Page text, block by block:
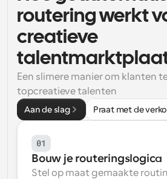
oproepen
Workflow
Automatiseer planning en
Blog
Blijf op de hoogte van het
Instant Vergaderingen
Ontmoet cliënten binnen enkele
Dynamische Groep Links
Boek naadloos vergaderingen
routering werkt
creatieve
Een slimere manier om klanten
topcreatieve talenten
Aan de slag Praat met de
01
Bouw je routeringslogica
Stel op maat gemaakte